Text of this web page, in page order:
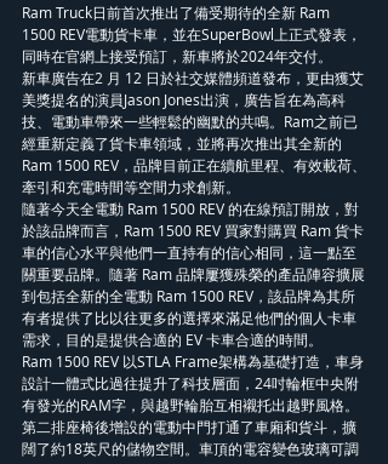
Ram Truck日前首次推出了備受期待的全新 Ram
1500 REV電動貨卡車，並在SuperBowl上正式發表，
同時在官網上接受預訂，新車將於2024年交付。
新車廣告在2 月 12 日於社交媒體頻道發布，更由獲艾
美獎提名的演員Jason Jones出演，廣告旨在為高科
技、電動車帶來一些輕鬆的幽默的共鳴。Ram之前已
經重新定義了貨卡車領域，並將再次推出其全新的
Ram 1500 REV，品牌目前正在續航里程、有效載荷、
牽引和充電時間等空間力求創新。
隨著今天全電動 Ram 1500 REV 的在線預訂開放，對
於該品牌而言，Ram 1500 REV 買家對購買 Ram 貨卡
車的信心水平與他們一直持有的信心相同，這一點至
關重要品牌。隨著 Ram 品牌屢獲殊榮的產品陣容擴展
到包括全新的全電動 Ram 1500 REV，該品牌為其所
有者提供了比以往更多的選擇來滿足他們的個人卡車
需求，目的是提供合適的 EV 卡車合適的時間。
Ram 1500 REV 以STLA Frame架構為基礎打造，車身
設計一體式比過往提升了科技層面，24吋輪框中央附
有發光的RAM字，與越野輪胎互相襯托出越野風格。
第二排座椅後增設的電動中門打通了車廂和貨斗，擴
闊了約18英尺的儲物空間。車頂的電容變色玻璃可調